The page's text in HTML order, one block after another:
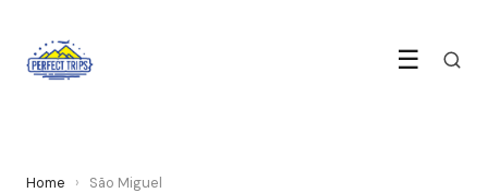
☰
Home › São Miguel